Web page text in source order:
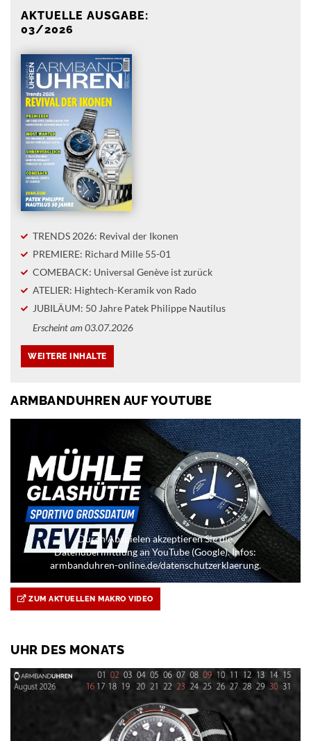
AKTUELLE AUSGABE:
03/2026
TRENDS 2026: Revival der Ikonen
PREMIERE: Richard Mille 55-01
COMEBACK: Universal Genève ist zurück
ATELIER: Hightech-Keramik von Rado
JUBILÄUM: 50 Jahre Patek Philippe Nautilus
Erscheint am 03.07.2026
ARMBANDUHREN AUF YOUTUBE
Durch Abspielen akzeptieren Sie die
Datenübermittlung an YouTube (Google). Infos:
armbanduhren-online.de/datenschutzerklaerung.
ZUM AKTUELLEN MAKRO VIDEO
UHR DES MONATS